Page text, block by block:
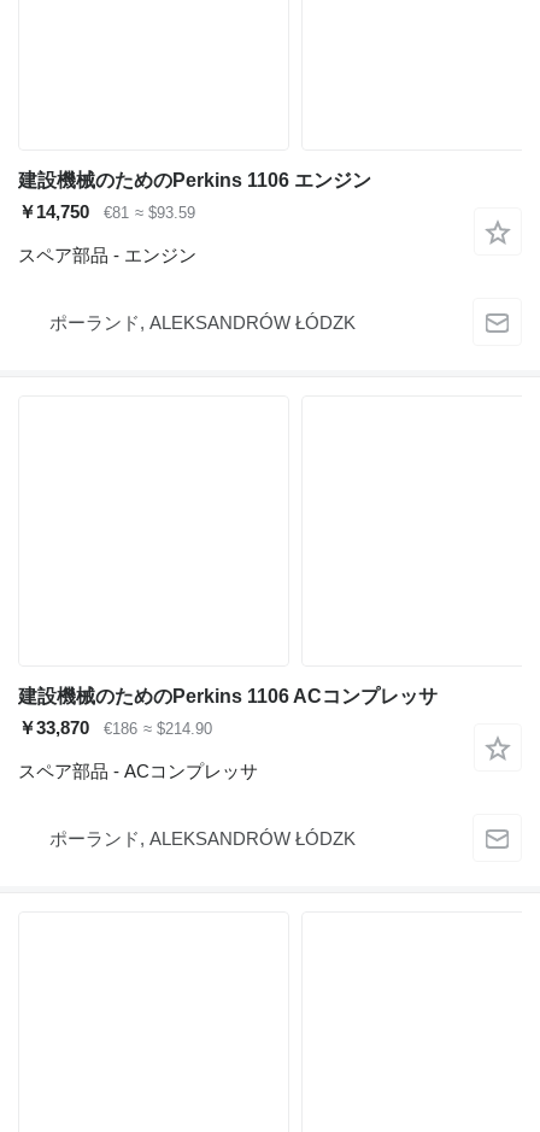
建設機械のためのPerkins 1106 エンジン
￥14,750
€81 ≈ $93.59
スペア部品 - エンジン
ポーランド, ALEKSANDRÓW ŁÓDZK
建設機械のためのPerkins 1106 ACコンプレッサ
￥33,870
€186 ≈ $214.90
スペア部品 - ACコンプレッサ
ポーランド, ALEKSANDRÓW ŁÓDZK